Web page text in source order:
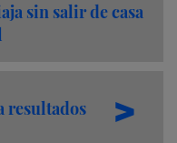
sin salir de casa
resultados